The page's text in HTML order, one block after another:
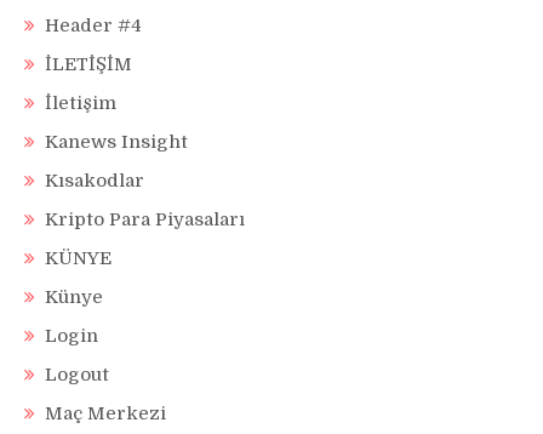
Header #4
İLETİŞİM
İletişim
Kanews Insight
Kısakodlar
Kripto Para Piyasaları
KÜNYE
Künye
Login
Logout
Maç Merkezi